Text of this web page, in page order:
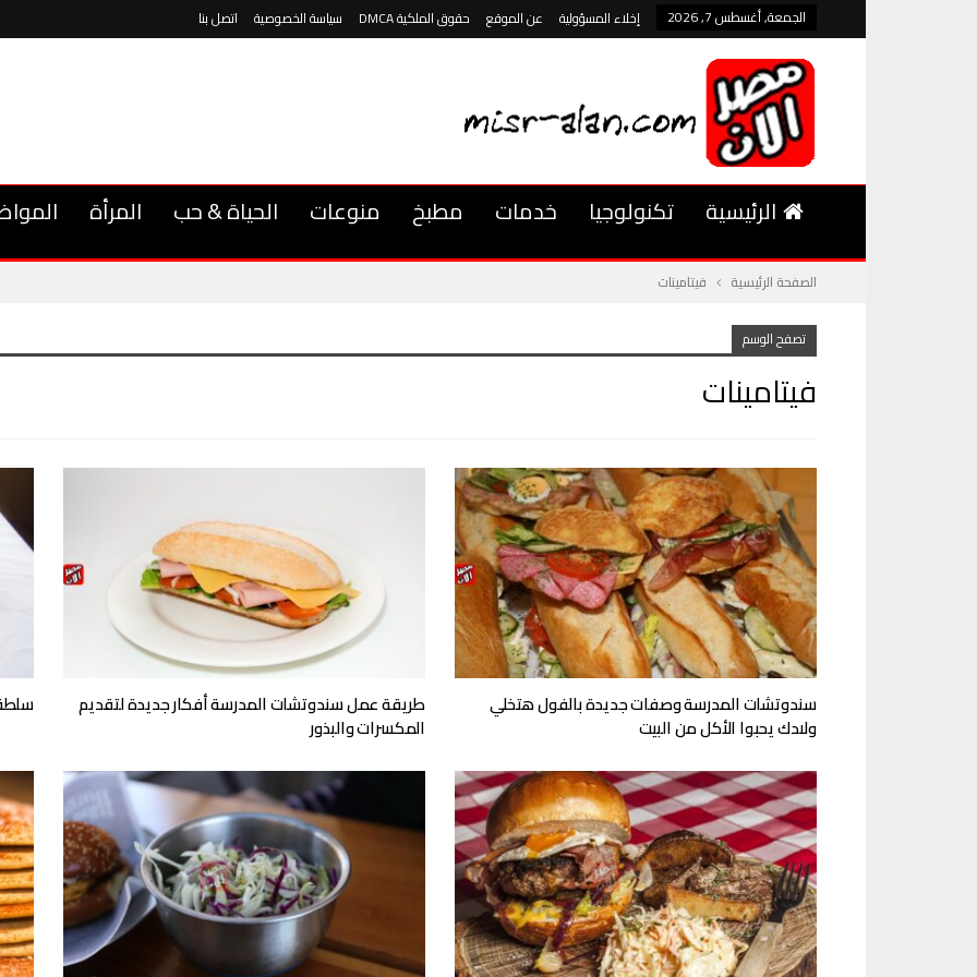
الجمعة, أغسطس 7, 2026 إخلاء المسؤولية عن الموقع حقوق الملكية DMCA سياسة الخصوصية اتصل بنا
الرئيسية تكنولوجيا خدمات مطبخ منوعات الحياة & حب المرأة
الصفحة الرئيسية فيتامينات
تصفح الوسم
فيتامينات
سندوتشات المدرسة وصفات جديدة بالفول هتخلي
ولادك يحبوا الأكل من البيت
طريقة عمل سندوتشات المدرسة أفكار جديدة لتقديم
المكسرات والبذور